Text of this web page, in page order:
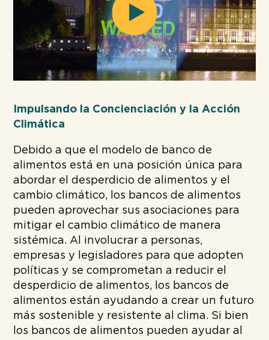
Play
Impulsando la Concienciación y la Acción
Climática
Debido a que el modelo de banco de
alimentos está en una posición única para
abordar el desperdicio de alimentos y el
cambio climático, los bancos de alimentos
pueden aprovechar sus asociaciones para
mitigar el cambio climático de manera
sistémica. Al involucrar a personas,
empresas y legisladores para que adopten
políticas y se comprometan a reducir el
desperdicio de alimentos, los bancos de
alimentos están ayudando a crear un futuro
más sostenible y resistente al clima. Si bien
los bancos de alimentos pueden ayudar al